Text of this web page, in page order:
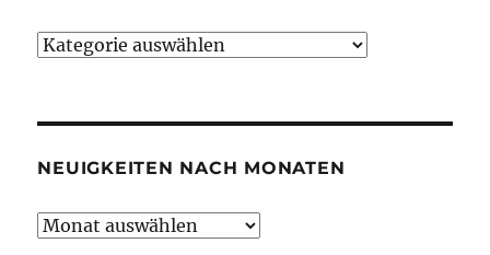
Neuigkeiten
NEUIGKEITEN NACH MONATEN
Neuigkeiten